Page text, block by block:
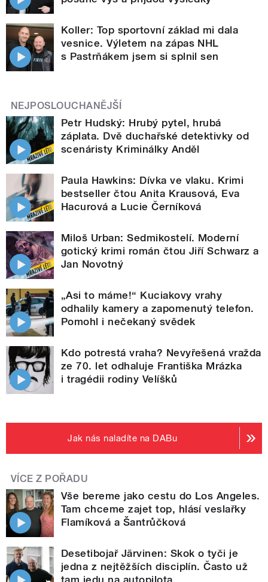
Koller: Top sportovní základ mi dala
vesnice. Výletem na zápas NHL
s Pastrňákem jsem si splnil sen
NEJPOSLOUCHANĚJŠÍ
Petr Hudský: Hrubý pytel, hrubá
záplata. Dvě duchařské detektivky od
scenáristy Kriminálky Anděl
Paula Hawkins: Dívka ve vlaku. Krimi
bestseller čtou Anita Krausová, Eva
Hacurová a Lucie Černíková
Miloš Urban: Sedmikostelí. Moderní
gotický krimi román čtou Jiří Schwarz a
Jan Novotný
„Asi to máme!“ Kuciakovy vrahy
odhalily kamery a zapomenutý telefon.
Pomohl i nečekaný svědek
Kdo potrestá vraha? Nevyřešená vražda
ze 70. let odhaluje Františka Mrázka
i tragédii rodiny Velíšků
Jak nás naladíte na DABu
VÍCE Z POŘADU
Vše bereme jako cestu do Los Angeles.
Tam chceme zajet top, hlásí veslařky
Flamíková a Šantrůčková
Desetibojař Järvinen: Skok o tyči je
jedna z nejtěžších disciplín. Často už
tam jedu na autopilota